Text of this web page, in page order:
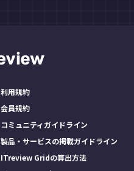
利用規約
会員規約
コミュニティガイドライン
製品・サービスの掲載ガイドライン
ITreview Gridの算出方法